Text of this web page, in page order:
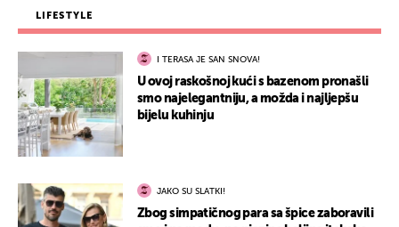
LIFESTYLE
I TERASA JE SAN SNOVA!
U ovoj raskošnoj kući s bazenom pronašli
smo najelegantniju, a možda i najljepšu
bijelu kuhinju
JAKO SU SLATKI!
Zbog simpatičnog para sa špice zaboravili